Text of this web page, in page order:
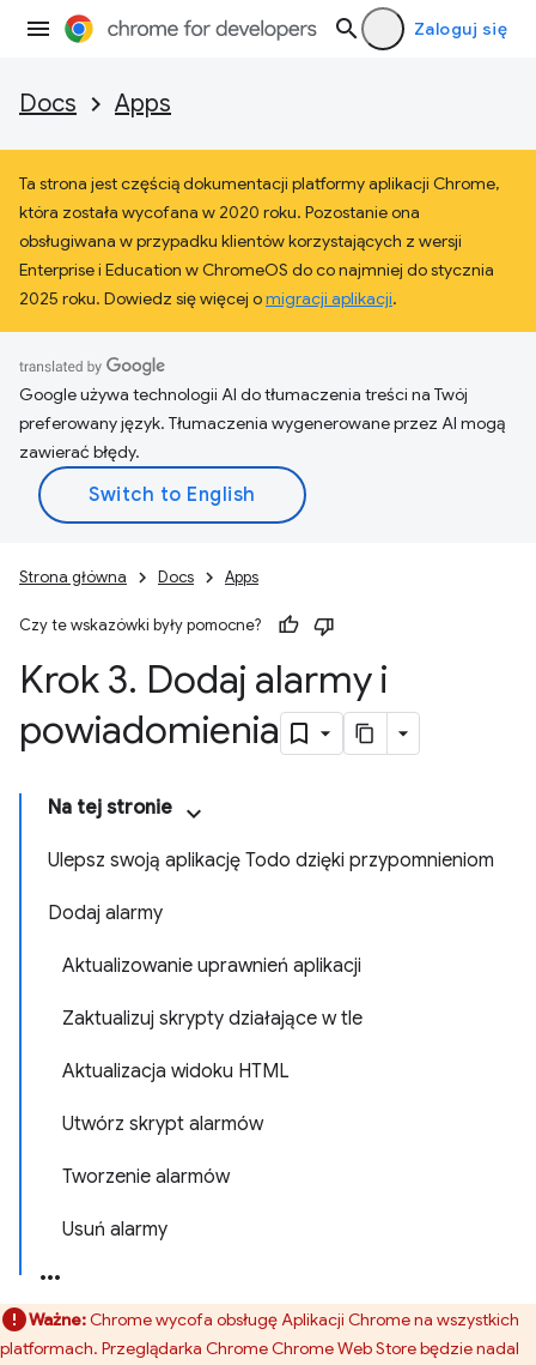
Zaloguj się
Docs Apps
Ta strona jest częścią dokumentacji platformy aplikacji Chrome,
która została wycofana w 2020 roku. Pozostanie ona
obsługiwana w przypadku klientów korzystających z wersji
Enterprise i Education w ChromeOS do co najmniej do stycznia
2025 roku. Dowiedz się więcej omigracji aplikacji.
Google używa technologii AI do tłumaczenia treści na Twój
preferowany język. Tłumaczenia wygenerowane przez AI mogą
zawierać błędy.
Strona główna Docs Apps
Czy te wskazówki były pomocne?
Krok 3. Dodaj alarmy i
powiadomienia
Na tej stronie
Ulepsz swoją aplikację Todo dzięki przypomnieniom
Dodaj alarmy
Aktualizowanie uprawnień aplikacji
Zaktualizuj skrypty działające w tle
Aktualizacja widoku HTML
Utwórz skrypt alarmów
Tworzenie alarmów
Usuń alarmy
Ważne:Chrome wycofa obsługę Aplikacji Chrome na wszystkich
platformach. Przeglądarka Chrome Chrome Web Store będzie nadal